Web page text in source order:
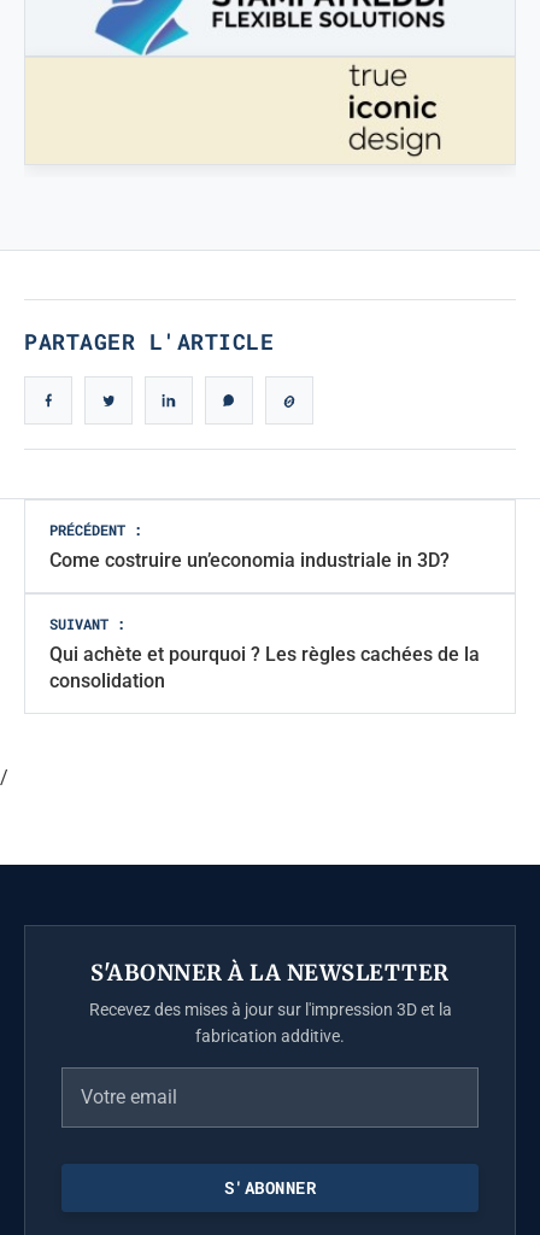
3DBooster - Prodotti innovativi per stampa 3D
PARTAGER L'ARTICLE
Navigation
des
articles
PRÉCÉDENT :
Come costruire un’economia industriale in 3D?
SUIVANT :
Qui achète et pourquoi ? Les règles cachées de la
consolidation
/
S'ABONNER À LA NEWSLETTER
Recevez des mises à jour sur l'impression 3D et la
fabrication additive.